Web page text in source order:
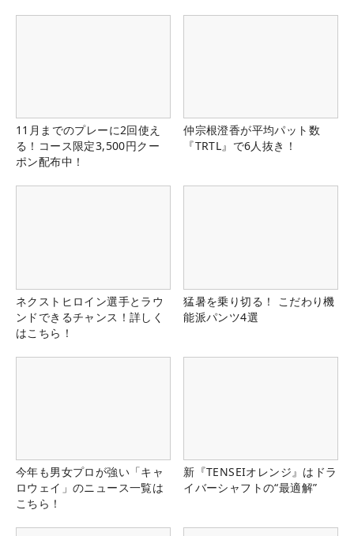
11月までのプレーに2回使え
る！コース限定3,500円クー
ポン配布中！
仲宗根澄香が平均パット数
『TRTL』で6人抜き！
ネクストヒロイン選手とラウ
ンドできるチャンス！詳しく
はこちら！
猛暑を乗り切る！ こだわり機
能派パンツ4選
今年も男女プロが強い「キャ
ロウェイ」のニュース一覧は
こちら！
新『TENSEIオレンジ』はドラ
イバーシャフトの“最適解”